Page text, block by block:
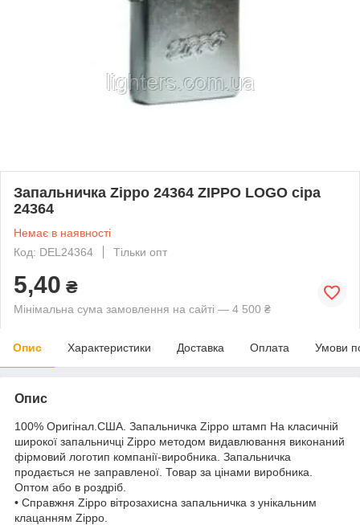
Запальничка Zippo 24364 ZIPPO LOGO сіра
24364
Немає в наявності
Код: DEL24364
Тільки опт
5,40 ₴
Мінімальна сума замовлення на сайті — 4 500 ₴
Опис Характеристики Доставка Оплата Умови
Опис
100% Оригінал.США. Запальничка Zippo штамп На класичній
широкої запальничці Zippo методом видавлювання виконаний
фірмовий логотип компанії-виробника. Запальничка
продається не заправленої. Товар за цінами виробника.
Оптом або в роздріб.
• Справжня Zippo вітрозахисна запальничка з унікальним
клацанням Zippo.